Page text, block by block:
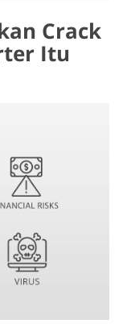
Crack
Itu